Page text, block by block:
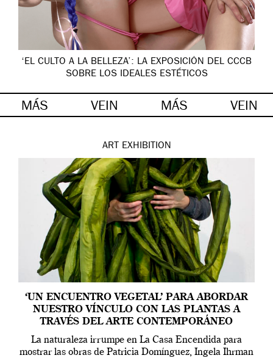
‘EL CULTO A LA BELLEZA’: LA EXPOSICIÓN DEL CCCB
SOBRE LOS IDEALES ESTÉTICOS
MÁS VEIN MÁS VEIN
ART EXHIBITION
‘UN ENCUENTRO VEGETAL’ PARA ABORDAR
NUESTRO VÍNCULO CON LAS PLANTAS A
TRAVÉS DEL ARTE CONTEMPORÁNEO
La naturaleza irrumpe en La Casa Encendida para
mostrar las obras de Patricia Domínguez, Ingela Ihrman